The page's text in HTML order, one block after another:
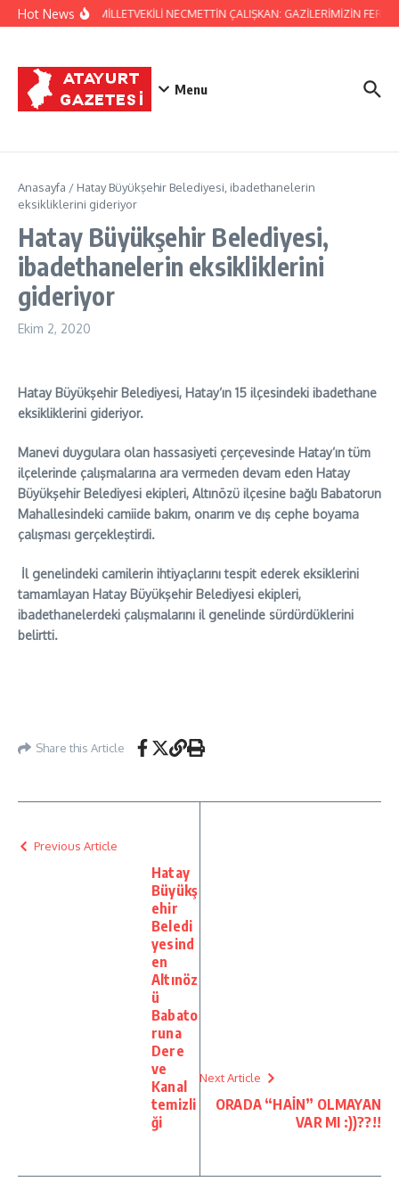
İçeriğe atla
Hot NewsHATAY MİLLETVEKİLİ NECMETTİN ÇALIŞKAN: GAZİLERİMİZİN
Menu
Anasayfa / Hatay Büyükşehir Belediyesi, ibadethanelerin
eksikliklerini gideriyor
Hatay Büyükşehir Belediyesi,
ibadethanelerin eksikliklerini
gideriyor
Ekim 2, 2020
Hatay Büyükşehir Belediyesi, Hatay’ın 15 ilçesindeki ibadethane
eksikliklerini gideriyor.
Manevi duygulara olan hassasiyeti çerçevesinde Hatay’ın tüm
ilçelerinde çalışmalarına ara vermeden devam eden Hatay
Büyükşehir Belediyesi ekipleri, Altınözü ilçesine bağlı Babatorun
Mahallesindeki camiide bakım, onarım ve dış cephe boyama
çalışması gerçekleştirdi.
İl genelindeki camilerin ihtiyaçlarını tespit ederek eksiklerini
tamamlayan Hatay Büyükşehir Belediyesi ekipleri,
ibadethanelerdeki çalışmalarını il genelinde sürdürdüklerini
belirtti.
Share this Article
Previous Article
Hatay
Büyükş
ehir
Beledi
yesind
en
Altınöz
ü
Babato
runa
Dere
ve
Kanal
temizli
ği
Next Article
ORADA “HAİN” OLMAYAN
VAR MI :))??!!